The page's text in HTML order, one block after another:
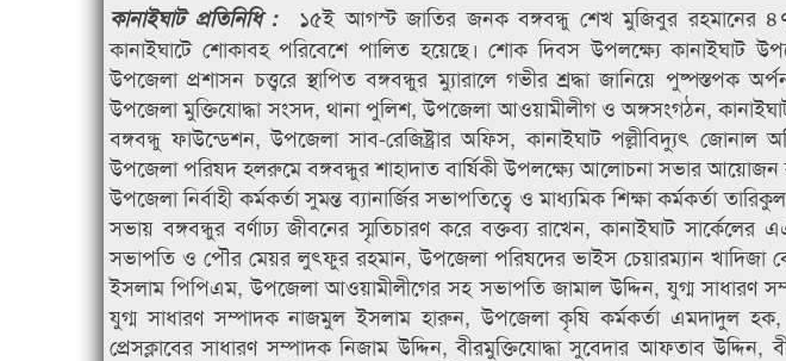
কানাইঘাট প্রতিনিধি :
১৫ই আগস্ট জাতির জনক বঙ্গবন্ধু শেখ মুজিবুর রহমানের
কানাইঘাটে শোকাবহ পরিবেশে পালিত হয়েছে। শোক দিবস উপলক্ষ্যে কানাইঘাট
উপজেলা প্রশাসন চত্ত্বরে স্থাপিত বঙ্গবন্ধুর ম্যুারালে গভীর শ্রদ্ধা জানিয়ে
উপজেলা মুক্তিযোদ্ধা সংসদ, থানা পুলিশ, উপজেলা আওয়ামীলীগ ও অঙ্গসংগঠন,
বঙ্গবন্ধু ফাউন্ডেশন, উপজেলা সাব-রেজিষ্ট্রার অফিস, কানাইঘাট পল্লীবিদ্যুৎ
উপজেলা পরিষদ হলরুমে বঙ্গবন্ধুর শাহাদাত বার্ষিকী উপলক্ষ্যে আলোচনা সভার আয়োজন
উপজেলা নির্বাহী কর্মকর্তা সুমন্ত ব্যানার্জির সভাপতিত্বে ও মাধ্যমিক শিক্ষা কর্মকর্তা
সভায় বঙ্গবন্ধুর বর্ণাঢ্য জীবনের স্মৃতিচারণ করে বক্তব্য রাখেন, কানাইঘাট
সভাপতি ও পৌর মেয়র লুৎফুর রহমান, উপজেলা পরিষদের ভাইস চেয়ারম্যান খাদিজা
ইসলাম পিপিএম, উপজেলা আওয়ামীলীগের সহ সভাপতি জামাল উদ্দিন, যুগ্ম সাধারণ
যুগ্ম সাধারণ সম্পাদক নাজমুল ইসলাম হারুন, উপজেলা কৃষি কর্মকর্তা এমদাদুল হক,
প্রেসক্লাবের সাধারণ সম্পাদক নিজাম উদ্দিন, বীরমুক্তিযোদ্ধা সুবেদার আফতাব উদ্দিন,